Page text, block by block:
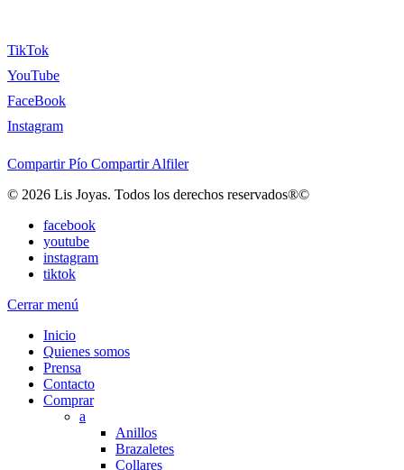
TikTok
YouTube
FaceBook
Instagram
Compartir Pío Compartir Alfiler
© 2026 Lis Joyas. Todos los derechos reservados®©
facebook
youtube
instagram
tiktok
Cerrar menú
Inicio
Quienes somos
Prensa
Contacto
Comprar
a
Anillos
Brazaletes
Collares